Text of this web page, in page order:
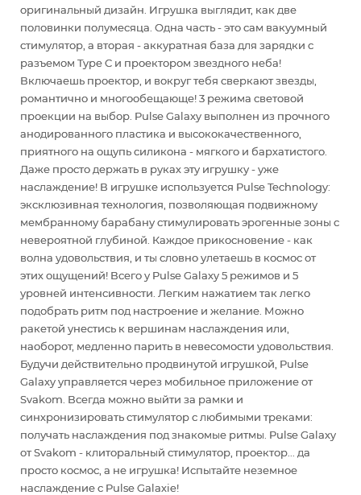
оригинальный дизайн. Игрушка выглядит, как две
половинки полумесяца. Одна часть - это сам вакуумный
стимулятор, а вторая - аккуратная база для зарядки с
разъемом Type C и проектором звездного неба!
Включаешь проектор, и вокруг тебя сверкают звезды,
романтично и многообещающе! 3 режима световой
проекции на выбор. Pulse Galaxy выполнен из прочного
анодированного пластика и высококачественного,
приятного на ощупь силикона - мягкого и бархатистого.
Даже просто держать в руках эту игрушку - уже
наслаждение! В игрушке используется Pulse Technology:
эксклюзивная технология, позволяющая подвижному
мембранному барабану стимулировать эрогенные зоны с
невероятной глубиной. Каждое прикосновение - как
волна удовольствия, и ты словно улетаешь в космос от
этих ощущений! Всего у Pulse Galaxy 5 режимов и 5
уровней интенсивности. Легким нажатием так легко
подобрать ритм под настроение и желание. Можно
ракетой унестись к вершинам наслаждения или,
наоборот, медленно парить в невесомости удовольствия.
Будучи действительно продвинутой игрушкой, Pulse
Galaxy управляется через мобильное приложение от
Svakom. Всегда можно выйти за рамки и
синхронизировать стимулятор с любимыми треками:
получать наслаждения под знакомые ритмы. Pulse Galaxy
от Svakom - клиторальный стимулятор, проектор... да
просто космос, а не игрушка! Испытайте неземное
наслаждение с Pulse Galaxie!